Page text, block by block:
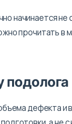
начинается не
прочитать в
подолога
дефекта